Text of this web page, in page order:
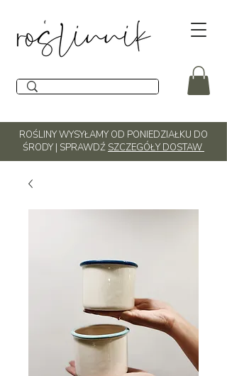
ROŚLINY WYSYŁAMY OD PONIEDZIAŁKU DO
ŚRODY | SPRAWDŹ SZCZEGÓŁY DOSTAW